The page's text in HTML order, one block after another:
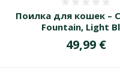
Поилка для кошек –
Fountain, Light
Цена
49,99 €